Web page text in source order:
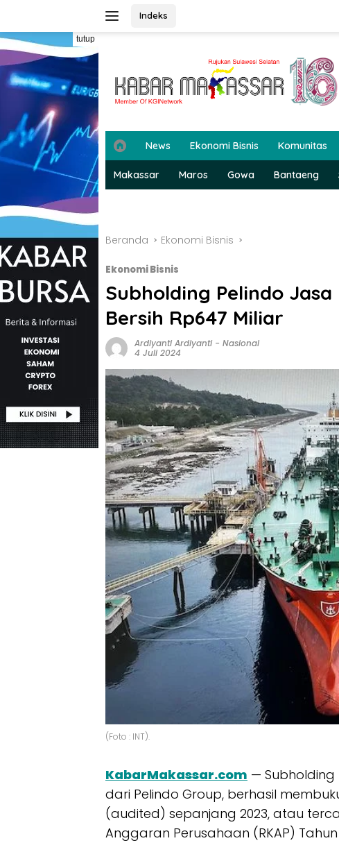
konten
Indeks
tutup
H
o
m
e
News Ekonomi Bisnis Komunitas
Makassar Maros Gowa Bantaeng
Beranda Ekonomi Bisnis
Ekonomi Bisnis
Subholding Pelindo
Bersih Rp647 Miliar
Ardiyanti Ardiyanti- Nasional
4 Juli 2024
(Foto : INT).
KabarMakassar.com — Subholding
dari Pelindo Group, berhasil
(audited) sepanjang 2023, atau
Anggaran Perusahaan (RKAP) Tahun